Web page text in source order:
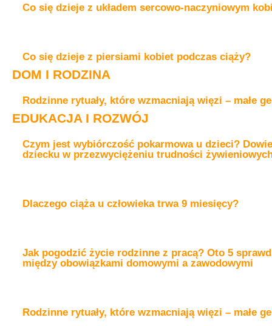
Co się dzieje z układem sercowo-naczyniowym
Co się dzieje z piersiami kobiet podczas ciąży?
DOM I RODZINA
Rodzinne rytuały, które wzmacniają więzi – małe
EDUKACJA I ROZWÓJ
Czym jest wybiórczość pokarmowa u dzieci?
dziecku w przezwyciężeniu trudności
Dlaczego ciąża u człowieka trwa 9 miesięcy?
Jak pogodzić życie rodzinne z pracą? Oto 5
między obowiązkami domowymi a zawodowymi
Rodzinne rytuały, które wzmacniają więzi – małe